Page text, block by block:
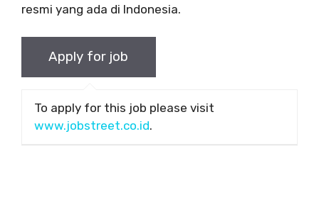
resmi yang ada di Indonesia.
To apply for this job please visit
www.jobstreet.co.id.